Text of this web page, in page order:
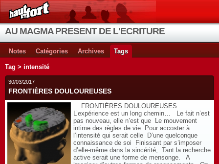
AU MAGMA PRESENT DE L'ECRITURE
Notes Catégories Archives Tags
Tag > intensité
30/03/2017
FRONTIÈRES DOULOUREUSES
FRONTIÈRES DOULOUREUSES
L’expérience est un long chemin… Le fait n’est
pas nouveau, elle n’est que Le mouvement
intime des règles de vie Pour accoster à
l’intensité qui serait celle D’une quelconque
connaissance de soi Finissant par s’imposer
d’elle-même dans la sincérité, Tant la recherche
active serait une forme de mensonge. A